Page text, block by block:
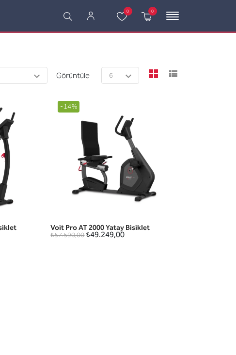
0 0
Görüntüle viewmode grid
HIZLI GÖRÜNÜM
-14%
Voit Pro AT 2000 Yatay Bisiklet
₺57.590,00₺49.249,00